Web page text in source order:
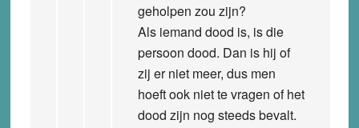
geholpen zou zijn?
Als iemand dood is, is die
persoon dood. Dan is hij of
zij er niet meer, dus men
hoeft ook niet te vragen of het
dood zijn nog steeds bevalt.